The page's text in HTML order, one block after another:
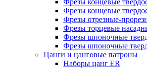
Фрезы концевые
Фрезы концевые
Фрезы отрезные-
Фрезы торцевые
Фрезы шпоночные
Фрезы шпоночные
Цанги и цанговые патроны
Наборы цанг ER